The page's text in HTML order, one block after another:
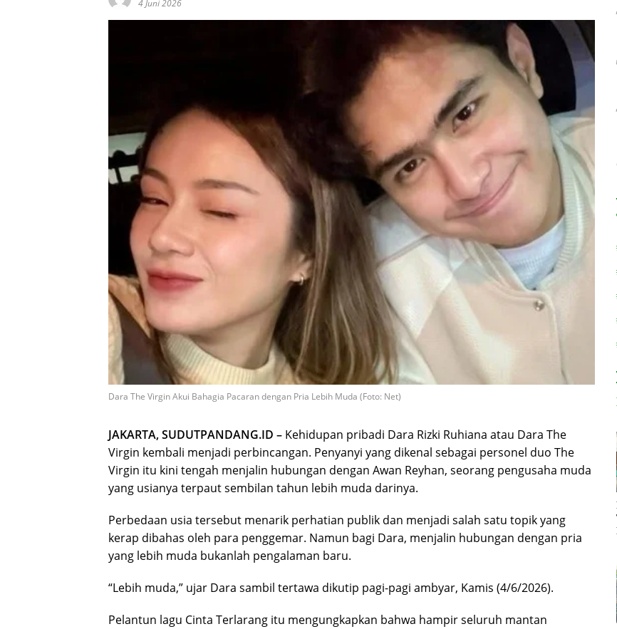
4 Juni 2026
Dara The Virgin Akui Bahagia Pacaran dengan Pria Lebih Muda (Foto: Net)
JAKARTA, SUDUTPANDANG.ID – Kehidupan pribadi Dara Rizki Ruhiana atau Dara The
Virgin kembali menjadi perbincangan. Penyanyi yang dikenal sebagai personel duo The
Virgin itu kini tengah menjalin hubungan dengan Awan Reyhan, seorang pengusaha muda
yang usianya terpaut sembilan tahun lebih muda darinya.
Perbedaan usia tersebut menarik perhatian publik dan menjadi salah satu topik yang
kerap dibahas oleh para penggemar. Namun bagi Dara, menjalin hubungan dengan pria
yang lebih muda bukanlah pengalaman baru.
“Lebih muda,” ujar Dara sambil tertawa dikutip pagi-pagi ambyar, Kamis (4/6/2026).
Pelantun lagu Cinta Terlarang itu mengungkapkan bahwa hampir seluruh mantan